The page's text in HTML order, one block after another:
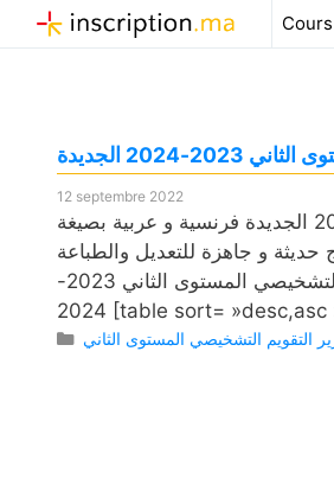
au
2024 الجديدة
12 septembre 2022
تحميل جميع تقرير التقويم التشخيصي المستوى الثاني ابتدائي 2023-2024 الجديدة فرنسية و عربية بصيغة PDF و word و Doc
و جاهزة للتعديل والطباعة
والتحميل للدورتين الاولى والثانية شاملة جميع الوحدات والدروس والفقرات. تقرير التقويم التشخيصي المستوى الثاني 2023-
Catégories
التقويم التشخيصي المستوى الثاني